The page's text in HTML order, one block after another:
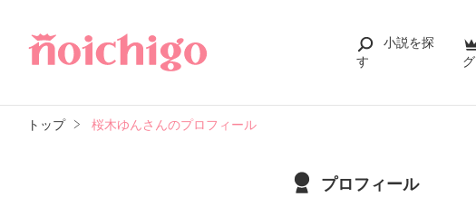
小説を探
す
グ
トップ 桜木ゆんさんのプロフィール
プロフィール